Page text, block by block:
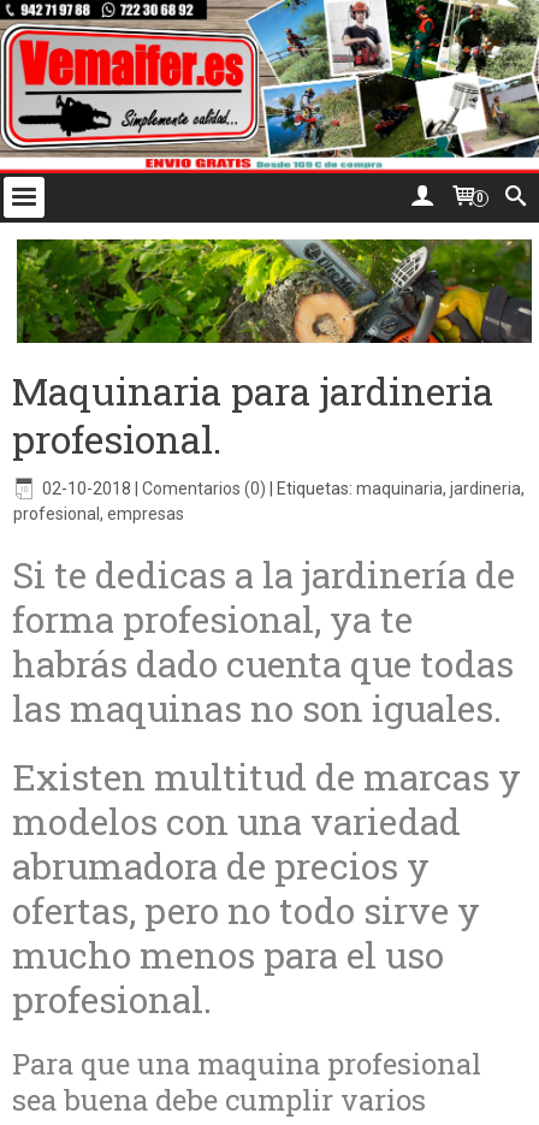
0
Maquinaria para jardineria
profesional.
02-10-2018 Comentarios (0) Etiquetas: maquinaria, jardineria,
profesional, empresas
Si te dedicas a la jardinería de
forma profesional, ya te
habrás dado cuenta que todas
las maquinas no son iguales.
Existen multitud de marcas y
modelos con una variedad
abrumadora de precios y
ofertas, pero no todo sirve y
mucho menos para el uso
profesional.
Para que una maquina profesional
sea buena debe cumplir varios